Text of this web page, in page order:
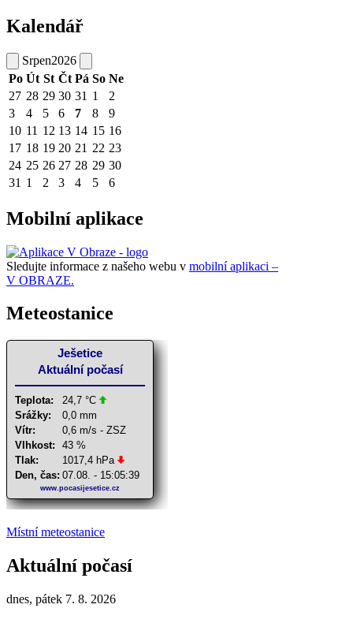
Kalendář
Srpen2026
Po Út St Čt Pá So Ne
27 28 29 30 31 1
2
3
4 5 6 7 8
9
10 11 12 13 14 15 16
17 18 19 20 21 22 23
24 25 26 27 28 29 30
31 1 2 3 4 5 6
Mobilní aplikace
Sledujte informace z našeho webu v mobilní aplikaci –
V OBRAZE.
Meteostanice
Místní meteostanice
Aktuální počasí
dnes, pátek 7. 8. 2026